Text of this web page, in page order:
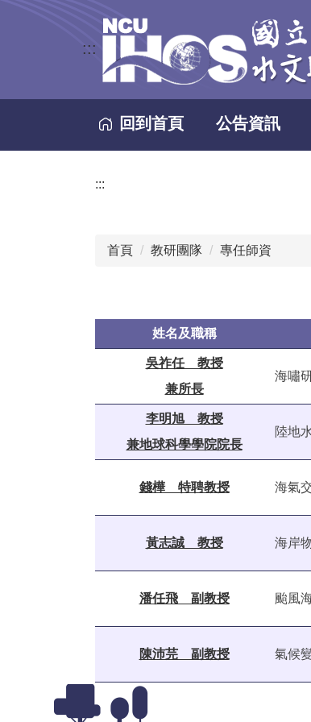
:::
回到首頁 公告資訊
:::
首頁 教研團隊 專任師資
姓名及職稱
吳祚任 教授
兼所長
海嘯
李明旭 教授
兼地球科學學院院長
陸地
錢樺 特聘教授 海氣
黃志誠 教授 海岸
潘任飛 副教授 颱風
陳沛芫 副教授 氣候